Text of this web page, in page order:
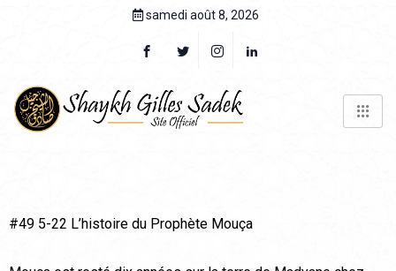
samedi août 8, 2026
#49 5-22 L’histoire du Prophète Mouça